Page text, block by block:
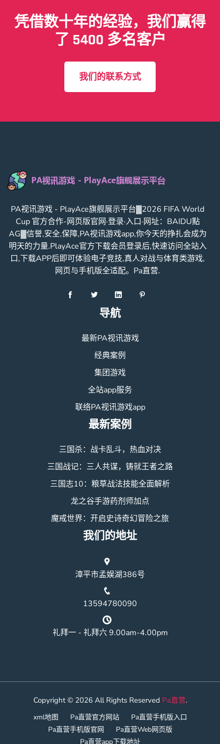
凭借数十年的经验，我们赢得
了 5400 多名客户
我们的联系方式
PA视讯游戏 - PlayAce旗舰展示平台▓2026 FIFA World
Cup 官方合作-网页版官网·登录·入口·网址：BAIDU點
AG▓信誉,安全,保障,PA视讯游戏app,你今天的挣扎会成为
明天的力量.PlayAce官方下载会员登录后,快速访问全站入
口,下载APP后即可体验电子竞技,真人对战与体育类游戏,
网页与手机版全适配。Pa直营.
导航
最新PA视讯游戏
经典案例
集团游戏
全站app服务
联络PA视讯游戏app
最新案例
三国杀：战卡乱斗，热血对决
三国战记：三人共谋，铸就王者之路
三国志10：粮草战法技能全面解析
龙之谷手游药剂师加点
魔戒世界：开启史诗奇幻冒险之旅
我们的地址
漳平市孟娱湖386号
13594780090
礼拜一 - 礼拜六 9.00am-4.00pm
Copyright © 2026 All Rights Reserved Pa直营.
xml地图 Pa直营官方网站
Pa直营手机版入口
Pa直营手机版官网
Pa直营Web网页版
Pa直营app下载地址